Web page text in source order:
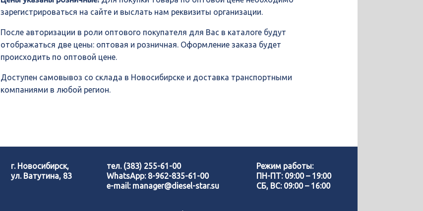
зарегистрироваться на сайте и выслать нам реквизиты организации.
После авторизации в роли оптового покупателя для Вас в каталоге будут
отображаться две цены: оптовая и розничная. Оформление заказа будет
происходить по оптовой цене.
Доступен самовывоз со склада в Новосибирске и доставка транспортными
компаниями в любой регион.
г. Новосибирск,
ул. Ватутина, 83
тел. (383) 255-61-00
WhatsApp: 8-962-835-61-00
e-mail: manager@diesel-star.su
Режим работы:
ПН-ПТ: 09:00 – 19:00
СБ, ВС: 09:00 – 16:00